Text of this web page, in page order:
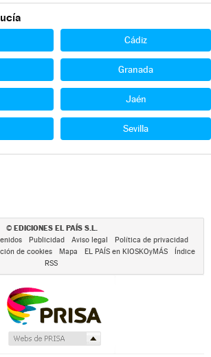
Cádiz
Granada
Jaén
Sevilla
© EDICIONES EL PAÍS S.L.
Publicidad Aviso legal
Política de privacidad
de cookies Mapa EL PAÍS en KIOSKOyMÁS
Índice
RSS